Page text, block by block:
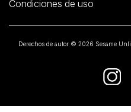
Condiciones de uso
Derechos de autor © 2026 Sesame